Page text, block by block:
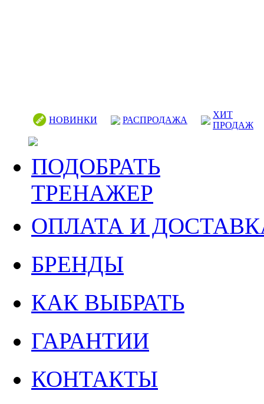
НОВИНКИ РАСПРОДАЖА
ХИТ
ПРОДАЖ
ПОДОБРАТЬ
ТРЕНАЖЕР
ОПЛАТА И
БРЕНДЫ
КАК ВЫБРАТЬ
ГАРАНТИИ
КОНТАКТЫ